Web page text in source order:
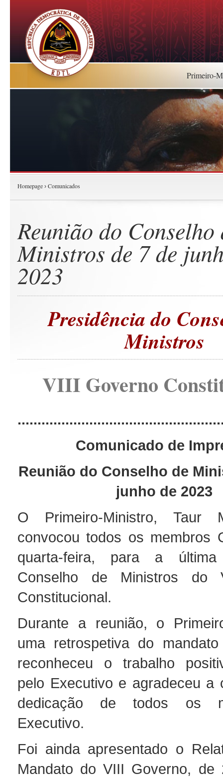
Primeiro-
Homepage › Comunicados
Reunião do Conselho
Ministros de 7 de
2023
Presidência do
Ministros
VIII Governo
Comunicado de
Reunião do Conselho de
junho de 2023
O Primeiro-Ministro, Taur
convocou todos os membros
quarta-feira, para a
Conselho de Ministros do
Constitucional.
Durante a reunião, o
uma retrospetiva do
reconheceu o trabalho
pelo Executivo e agradeceu a
dedicação de todos os
Executivo.
Foi ainda apresentado o
Mandato do VIII Governo, de